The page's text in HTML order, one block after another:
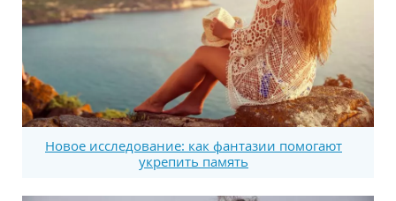
Новое исследование: как фантазии помогают
укрепить память